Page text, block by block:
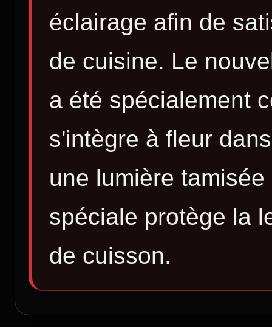
éclairage afin de
de cuisine. Le
a été spécialement
s'intègre à fleur
une lumière
spéciale protège la
de cuisson.